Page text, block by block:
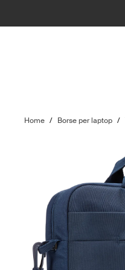
Home / Borse per laptop /